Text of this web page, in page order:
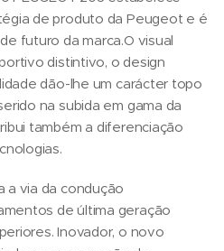
de produto da Peugeot e é
futuro da marca.O visual
distintivo, o design
dão-lhe um carácter topo
na subida em gama da
também a diferenciação
a via da condução
de última geração
Inovador, o novo